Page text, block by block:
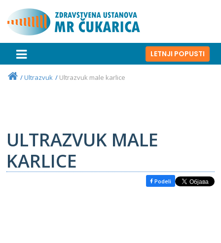
LETNJI POPUSTI
Ultrazvuk Ultrazvuk male karlice
ULTRAZVUK MALE
KARLICE
Podeli